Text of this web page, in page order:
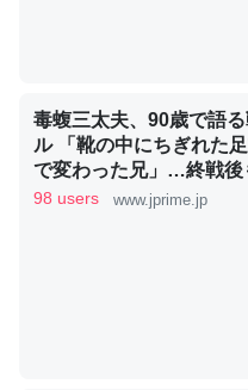
─GPTの仕組みと限界につい
昆虫ってカルシウム少な
コオロギのカルシウム分
─ニュース :: 【研究発表】昆
毒蝮三太夫、90歳で語
ル 「靴の中にちぎれた
で変わった兄」…終戦後
劇 | 週刊女性PRIME
98 users www.jprime.jp